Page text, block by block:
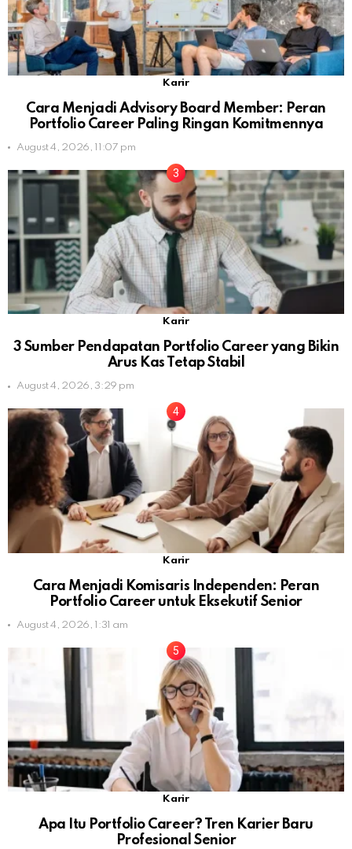
Karir
Cara Menjadi Advisory Board Member: Peran
Portfolio Career Paling Ringan Komitmennya
August 4, 2026, 11:07 pm
Karir
3 Sumber Pendapatan Portfolio Career yang Bikin
Arus Kas Tetap Stabil
August 4, 2026, 3:29 pm
Karir
Cara Menjadi Komisaris Independen: Peran
Portfolio Career untuk Eksekutif Senior
August 4, 2026, 1:31 am
Karir
Apa Itu Portfolio Career? Tren Karier Baru
Profesional Senior